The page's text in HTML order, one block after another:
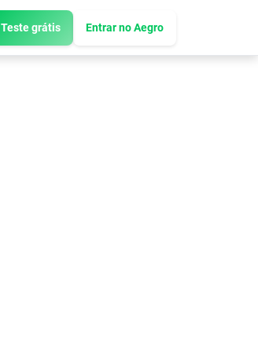
Teste grátis Entrar no Aegro